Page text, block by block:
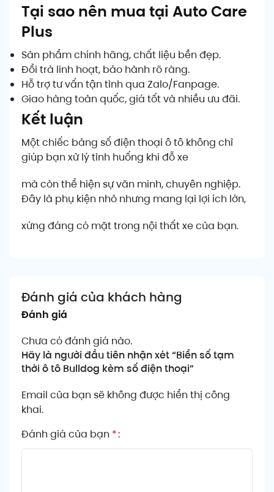
Tại sao nên mua tại Auto Care
Plus
Sản phẩm chính hãng, chất liệu bền đẹp.
Đổi trả linh hoạt, bảo hành rõ ràng.
Hỗ trợ tư vấn tận tình qua Zalo/Fanpage.
Giao hàng toàn quốc, giá tốt và nhiều ưu đãi.
Kết luận
Một chiếc bảng số điện thoại ô tô không chỉ
giúp bạn xử lý tình huống khi đỗ xe
mà còn thể hiện sự văn minh, chuyên nghiệp.
Đây là phụ kiện nhỏ nhưng mang lại lợi ích lớn,
xứng đáng có mặt trong nội thất xe của bạn.
Đánh giá của khách hàng
Đánh giá
Chưa có đánh giá nào.
Hãy là người đầu tiên nhận xét “Biển số tạm
thời ô tô Bulldog kèm số điện thoại”
Email của bạn sẽ không được hiển thị công
khai.
Đánh giá của bạn *